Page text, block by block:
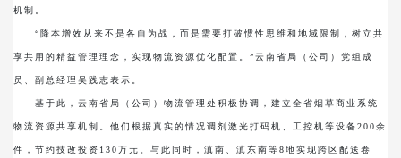
机制。
“降本增效从来不是各自为战，而是需要打破惯性思维和地域限制，树立共
享共用的精益管理理念，实现物流资源优化配置。”云南省局（公司）党组成
员、副总经理吴践志表示。
基于此，云南省局（公司）物流管理处积极协调，建立全省烟草商业系统
物流资源共享机制。他们根据真实的情况调剂激光打码机、工控机等设备200余
件，节约技改投资130万元。与此同时，滇南、滇东南等8地实现跨区配送卷